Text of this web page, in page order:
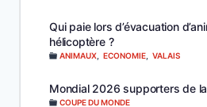
Qui paie lors d’évacuation
hélicoptère ?
ANIMAUX ECONOMIE VALAIS
Mondial 2026 supporters de
COUPE DU MONDE